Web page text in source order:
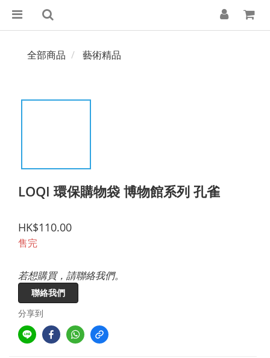
全部商品 藝術精品
LOQI 環保購物袋 博物館系列 孔雀
HK$110.00
售完
若想購買，請聯絡我們。
聯絡我們
分享到